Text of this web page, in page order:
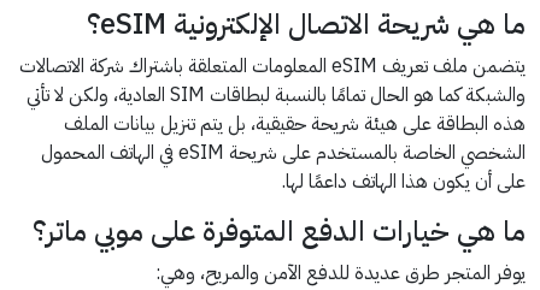
ما هي شريحة الاتصال الإلكترونية eSIM؟
يتضمن ملف تعريف eSIM المعلومات المتعلقة باشتراك شركة الاتصالات
والشبكة كما هو الحال تمامًا بالنسبة لبطاقات SIM العادية، ولكن لا تأتي
هذه البطاقة على هيئة شريحة حقيقية، بل يتم تنزيل بيانات الملف
الشخصي الخاصة بالمستخدم على شريحة eSIM في الهاتف المحمول
على أن يكون هذا الهاتف داعمًا لها.
ما هي خيارات الدفع المتوفرة على موبي ماتر؟
يوفر المتجر طرق عديدة للدفع الآمن والمريح، وهي: